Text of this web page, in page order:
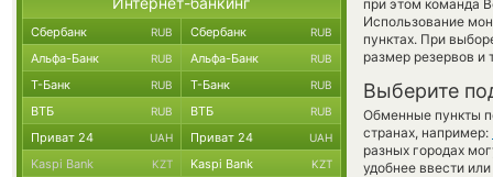
при этом команда
Использование
пунктах. При
размер резервов и
Выберите
Обменные пункты
странах, например:
разных городах
удобнее ввести
Сбербанк RUB Сбербанк RUB
Альфа-Банк RUB Альфа-Банк RUB
Т-Банк RUB Т-Банк RUB
ВТБ RUB ВТБ RUB
Приват 24 UAH Приват 24 UAH
Kaspi Bank KZT Kaspi Bank KZT